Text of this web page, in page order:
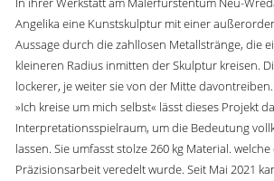
Angelika eine Kunstskulptur mit einer
Aussage durch die zahllosen Metallstränge, die
kleineren Radius inmitten der Skulptur kreisen.
lockerer, je weiter sie von der Mitte
»Ich kreise um mich selbst« lässt dieses Projekt
Interpretationsspielraum, um die Bedeutung
lassen. Sie umfasst stolze 260 kg Material.
Präzisionsarbeit veredelt wurde. Seit Mai 2021